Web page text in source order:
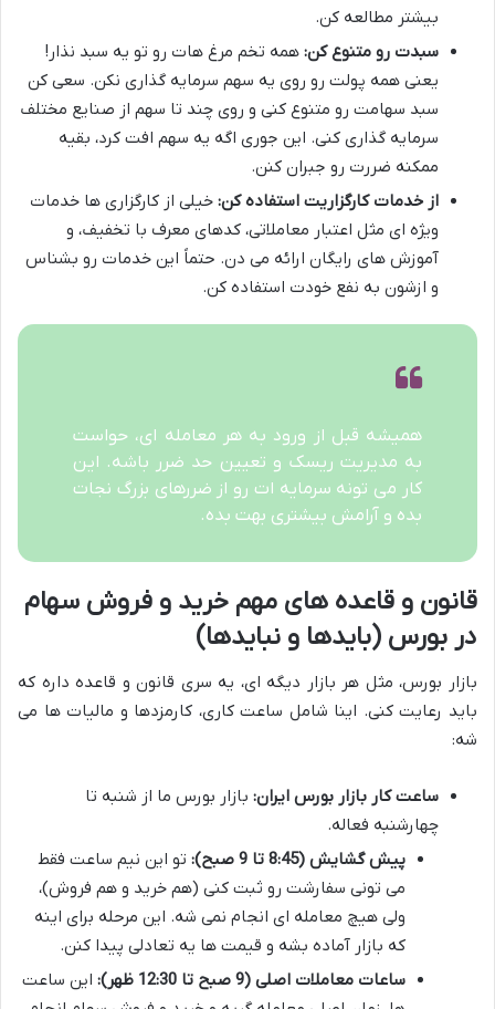
بیشتر مطالعه کن.
سبدت رو متنوع کن: همه تخم مرغ هات رو تو یه سبد نذار!
یعنی همه پولت رو روی یه سهم سرمایه گذاری نکن. سعی کن
سبد سهامت رو متنوع کنی و روی چند تا سهم از صنایع مختلف
سرمایه گذاری کنی. این جوری اگه یه سهم افت کرد، بقیه
ممکنه ضررت رو جبران کنن.
از خدمات کارگزاریت استفاده کن: خیلی از کارگزاری ها خدمات
ویژه ای مثل اعتبار معاملاتی، کدهای معرف با تخفیف، و
آموزش های رایگان ارائه می دن. حتماً این خدمات رو بشناس
و ازشون به نفع خودت استفاده کن.
همیشه قبل از ورود به هر معامله ای، حواست
به مدیریت ریسک و تعیین حد ضرر باشه. این
کار می تونه سرمایه ات رو از ضررهای بزرگ نجات
بده و آرامش بیشتری بهت بده.
قانون و قاعده های مهم خرید و فروش سهام
در بورس (بایدها و نبایدها)
بازار بورس، مثل هر بازار دیگه ای، یه سری قانون و قاعده داره که
باید رعایت کنی. اینا شامل ساعت کاری، کارمزدها و مالیات ها می
شه:
ساعت کار بازار بورس ایران: بازار بورس ما از شنبه تا
چهارشنبه فعاله.
پیش گشایش (8:45 تا 9 صبح):
تو این نیم ساعت فقط
می تونی سفارشت رو ثبت کنی (هم خرید و هم فروش)،
ولی هیچ معامله ای انجام نمی شه. این مرحله برای اینه
که بازار آماده بشه و قیمت ها یه تعادلی پیدا کنن.
ساعات معاملات اصلی (9 صبح تا 12:30 ظهر):
این ساعت